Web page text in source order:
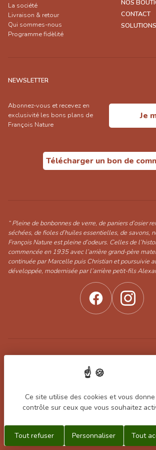
Recherche Contact
Mon
Filtrer les produits
La société
Livraison & retour
Qui sommes-nous
Programme fidèlité
NOS
CONTACT
NEWSLETTER
Abonnez-vous et recevez en
exclusivité les bons plans de
François Nature
Je
Télécharger un bon de
“ Pleine de bonbonnes de verre, de paniers d’osier
séchées, de fioles d’huiles essentielles, de savons,
François Nature est pleine d’odeurs. Celles de
commencée en 1935 avec l’arrière grand-père
continuée par Marcelle puis Christian et poursuivie
développée, modernisée par l’arrière petit-fils
Gestion des cookies
Réalisation Koredge
Ce site utilise des cookies et vous
contrôle sur ceux que vous souhaitez
Tout
Tout refuser Personnaliser